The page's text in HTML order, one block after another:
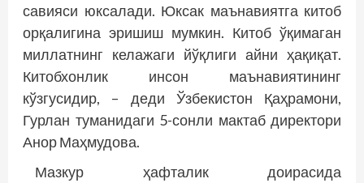
савияси юксалади. Юксак маънавиятга китоб
орқалигина эришиш мумкин. Китоб ўқимаган
миллатнинг келажаги йўқлиги айни ҳақиқат.
Китобхонлик инсон маънавиятининг
кўзгусидир, – деди Ўзбекистон Қаҳрамони,
Гурлан туманидаги 5-сонли мактаб директори
Анор Маҳмудова.
Мазкур ҳафталик доирасида